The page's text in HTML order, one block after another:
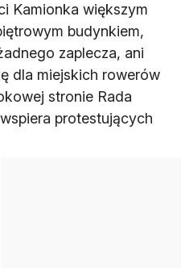
Kamionka większym
budynkiem,
zaplecza, ani
dla miejskich rowerów
stronie Rada
protestujących